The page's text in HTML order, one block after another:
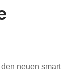
neuen smart